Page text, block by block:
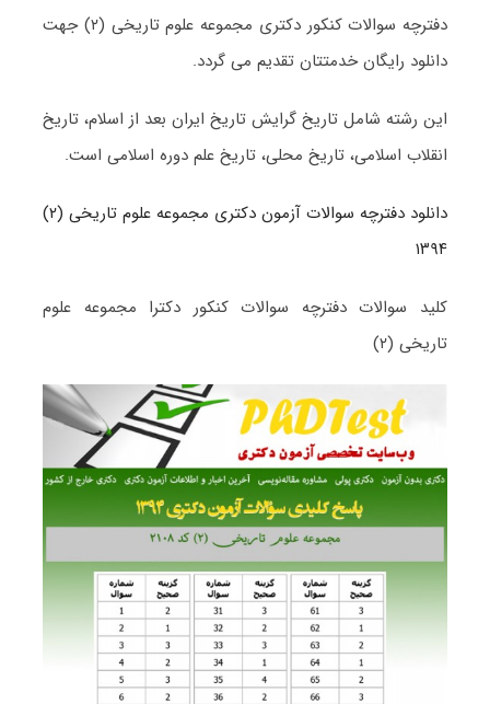
دفترچه سوالات کنکور دکتری مجموعه علوم تاریخی (۲) جهت
دانلود رایگان خدمتتان تقدیم می گردد.
این رشته شامل تاریخ گرایش تاریخ ایران بعد از اسلام، تاریخ
انقلاب اسلامی، تاریخ محلی، تاریخ علم دوره اسلامی است.
دانلود دفترچه سوالات آزمون دکتری مجموعه علوم تاریخی (۲)
۱۳۹۴
کلید سوالات دفترچه سوالات کنکور دکترا مجموعه علوم
تاریخی (۲)